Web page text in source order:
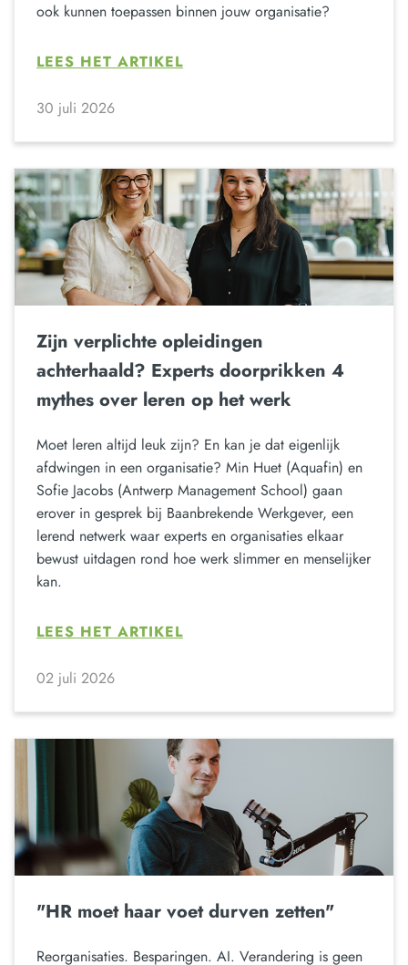
ook kunnen toepassen binnen jouw organisatie?
LEES HET ARTIKEL
30 juli 2026
Zijn verplichte opleidingen
achterhaald? Experts doorprikken 4
mythes over leren op het werk
Moet leren altijd leuk zijn? En kan je dat eigenlijk
afdwingen in een organisatie? Min Huet (Aquafin) en
Sofie Jacobs (Antwerp Management School) gaan
erover in gesprek bij Baanbrekende Werkgever, een
lerend netwerk waar experts en organisaties elkaar
bewust uitdagen rond hoe werk slimmer en menselijker
kan.
LEES HET ARTIKEL
02 juli 2026
"HR moet haar voet durven zetten"
Reorganisaties. Besparingen. AI. Verandering is geen